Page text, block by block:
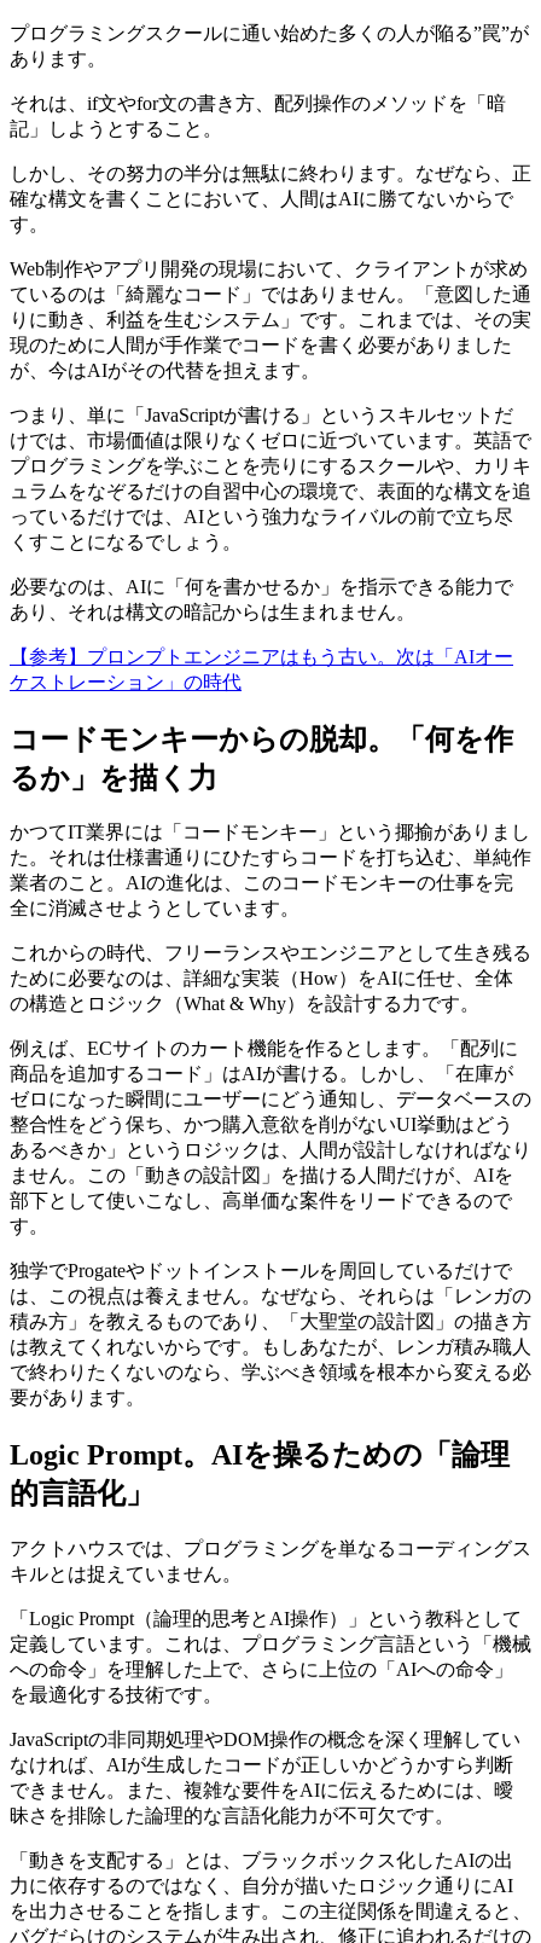
プログラミングスクールに通い始めた多くの人が陥る”罠”が
あります。
それは、if文やfor文の書き方、配列操作のメソッドを「暗
記」しようとすること。
しかし、その努力の半分は無駄に終わります。なぜなら、正
確な構文を書くことにおいて、人間はAIに勝てないからで
す。
Web制作やアプリ開発の現場において、クライアントが求め
ているのは「綺麗なコード」ではありません。「意図した通
りに動き、利益を生むシステム」です。これまでは、その実
現のために人間が手作業でコードを書く必要がありました
が、今はAIがその代替を担えます。
つまり、単に「JavaScriptが書ける」というスキルセットだ
けでは、市場価値は限りなくゼロに近づいています。英語で
プログラミングを学ぶことを売りにするスクールや、カリキ
ュラムをなぞるだけの自習中心の環境で、表面的な構文を追
っているだけでは、AIという強力なライバルの前で立ち尽
くすことになるでしょう。
必要なのは、AIに「何を書かせるか」を指示できる能力で
あり、それは構文の暗記からは生まれません。
【参考】プロンプトエンジニアはもう古い。次は「AIオー
ケストレーション」の時代
コードモンキーからの脱却。「何を作
るか」を描く力
かつてIT業界には「コードモンキー」という揶揄がありまし
た。それは仕様書通りにひたすらコードを打ち込む、単純作
業者のこと。AIの進化は、このコードモンキーの仕事を完
全に消滅させようとしています。
これからの時代、フリーランスやエンジニアとして生き残る
ために必要なのは、詳細な実装（How）をAIに任せ、全体
の構造とロジック（What & Why）を設計する力です。
例えば、ECサイトのカート機能を作るとします。「配列に
商品を追加するコード」はAIが書ける。しかし、「在庫が
ゼロになった瞬間にユーザーにどう通知し、データベースの
整合性をどう保ち、かつ購入意欲を削がないUI挙動はどう
あるべきか」というロジックは、人間が設計しなければなり
ません。この「動きの設計図」を描ける人間だけが、AIを
部下として使いこなし、高単価な案件をリードできるので
す。
独学でProgateやドットインストールを周回しているだけで
は、この視点は養えません。なぜなら、それらは「レンガの
積み方」を教えるものであり、「大聖堂の設計図」の描き方
は教えてくれないからです。もしあなたが、レンガ積み職人
で終わりたくないのなら、学ぶべき領域を根本から変える必
要があります。
Logic Prompt。AIを操るための「論理
的言語化」
アクトハウスでは、プログラミングを単なるコーディングス
キルとは捉えていません。
「Logic Prompt（論理的思考とAI操作）」という教科として
定義しています。これは、プログラミング言語という「機械
への命令」を理解した上で、さらに上位の「AIへの命令」
を最適化する技術です。
JavaScriptの非同期処理やDOM操作の概念を深く理解してい
なければ、AIが生成したコードが正しいかどうかすら判断
できません。また、複雑な要件をAIに伝えるためには、曖
昧さを排除した論理的な言語化能力が不可欠です。
「動きを支配する」とは、ブラックボックス化したAIの出
力に依存するのではなく、自分が描いたロジック通りにAI
を出力させることを指します。この主従関係を間違えると、
バグだらけのシステムが生み出され、修正に追われるだけの